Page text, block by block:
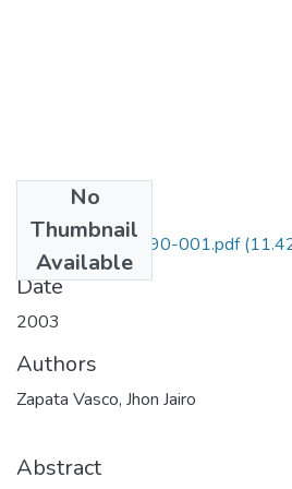
No
Thumbnail
Available
1116-11-14490-001.pdf
Date
2003
Authors
Zapata Vasco, Jhon Jairo
Abstract